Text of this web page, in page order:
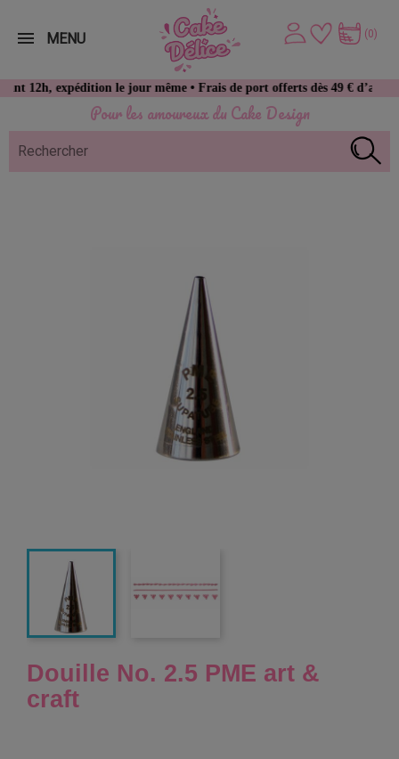
Pour les amoureux du Cake Design
expédition le jour même • Frais de port offerts dès 49 € d’achat
(0)
MENU
Douille No. 2.5 PME art &
craft